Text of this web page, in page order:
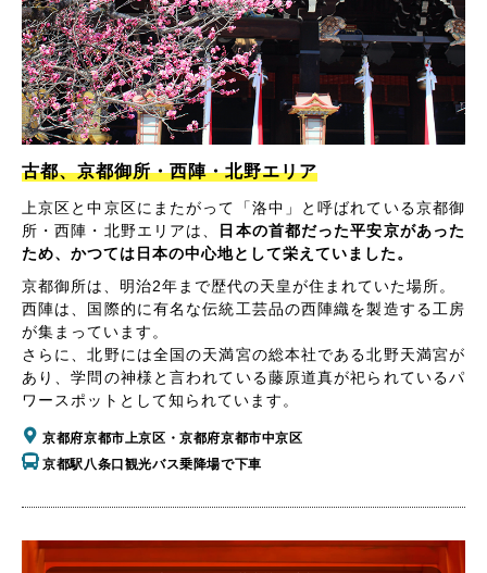
古都、京都御所・西陣・北野エリア
上京区と中京区にまたがって「洛中」と呼ばれている京都御
所・西陣・北野エリアは、
日本の首都だった平安京があった
ため、かつては日本の中心地として栄えていました。
京都御所は、明治2年まで歴代の天皇が住まれていた場所。
西陣は、国際的に有名な伝統工芸品の西陣織を製造する工房
が集まっています。
さらに、北野には全国の天満宮の総本社である北野天満宮が
あり、学問の神様と言われている藤原道真が祀られているパ
ワースポットとして知られています。
京都府京都市上京区・京都府京都市中京区
京都駅八条口観光バス乗降場で下車